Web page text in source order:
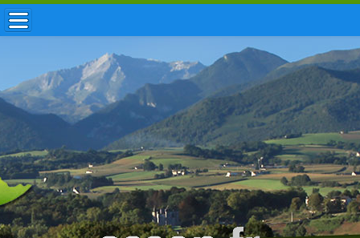
ACCUEIL / INFOS
MUNICIPALITÉ
VIE LOCALE
ENFANCE
TOURISME
HISTOIRE